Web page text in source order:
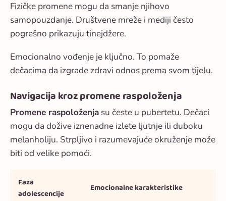
Fizičke promene mogu da smanje njihovo
samopouzdanje. Društvene mreže i mediji često
pogrešno prikazuju tinejdžere.
Emocionalno vođenje je ključno. To pomaže
dečacima da izgrade zdravi odnos prema svom tijelu.
Navigacija kroz promene raspoloženja
Promene raspoloženja su česte u pubertetu. Dečaci
mogu da dožive iznenadne izlete ljutnje ili duboku
melanholiju. Strpljivo i razumevajuće okruženje može
biti od velike pomoći.
Faza
adolescencije
Emocionalne karakteristike